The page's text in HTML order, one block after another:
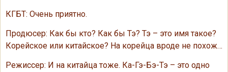
КГБТ: Очень приятно.
Продюсер: Как бы кто? Как бы Тэ? Тэ – это имя такое?
Корейское или китайское? На корейца вроде не похож…
Режиссер: И на китайца тоже. Ка-Гэ-Бэ-Тэ – это одно